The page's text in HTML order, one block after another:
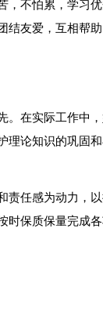
，不怕累，学习
结友爱，互相帮助
。在实际工作中
理论知识的巩固
责任感为动力，
时保质保量完成